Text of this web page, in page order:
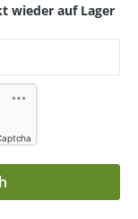
wieder auf Lager